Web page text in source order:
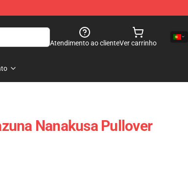
Atendimento ao clienteVer carrinho
Nanakusa Pullover